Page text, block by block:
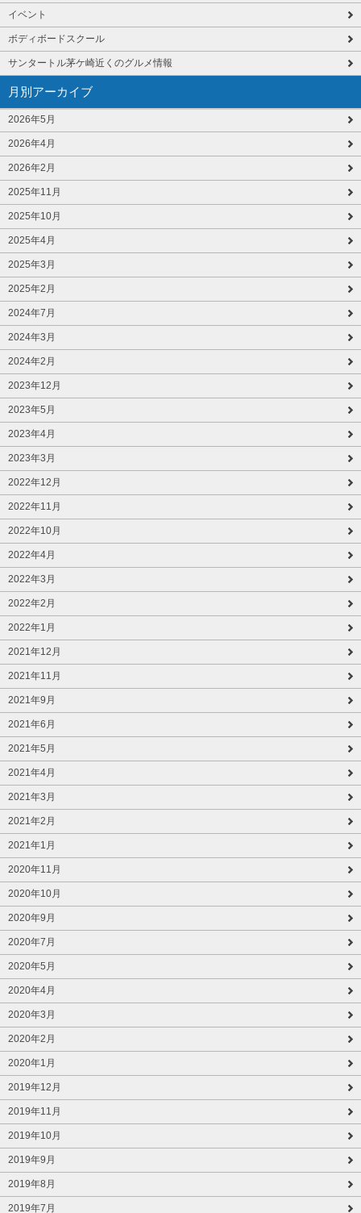
イベント
ボディボードスクール
サンタートル茅ケ崎近くのグルメ情報
月別アーカイブ
2026年5月
2026年4月
2026年2月
2025年11月
2025年10月
2025年4月
2025年3月
2025年2月
2024年7月
2024年3月
2024年2月
2023年12月
2023年5月
2023年4月
2023年3月
2022年12月
2022年11月
2022年10月
2022年4月
2022年3月
2022年2月
2022年1月
2021年12月
2021年11月
2021年9月
2021年6月
2021年5月
2021年4月
2021年3月
2021年2月
2021年1月
2020年11月
2020年10月
2020年9月
2020年7月
2020年5月
2020年4月
2020年3月
2020年2月
2020年1月
2019年12月
2019年11月
2019年10月
2019年9月
2019年8月
2019年7月